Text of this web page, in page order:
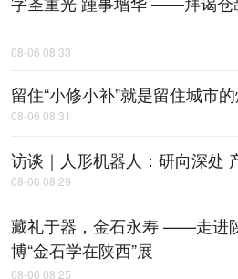
08-06 08:33
留住“小修小补”就是留住城市
08-06 08:31
访谈｜人形机器人：研向深处
08-06 08:29
藏礼于器，金石永寿 ——走进
博“金石学在陕西”展
08-06 08:25